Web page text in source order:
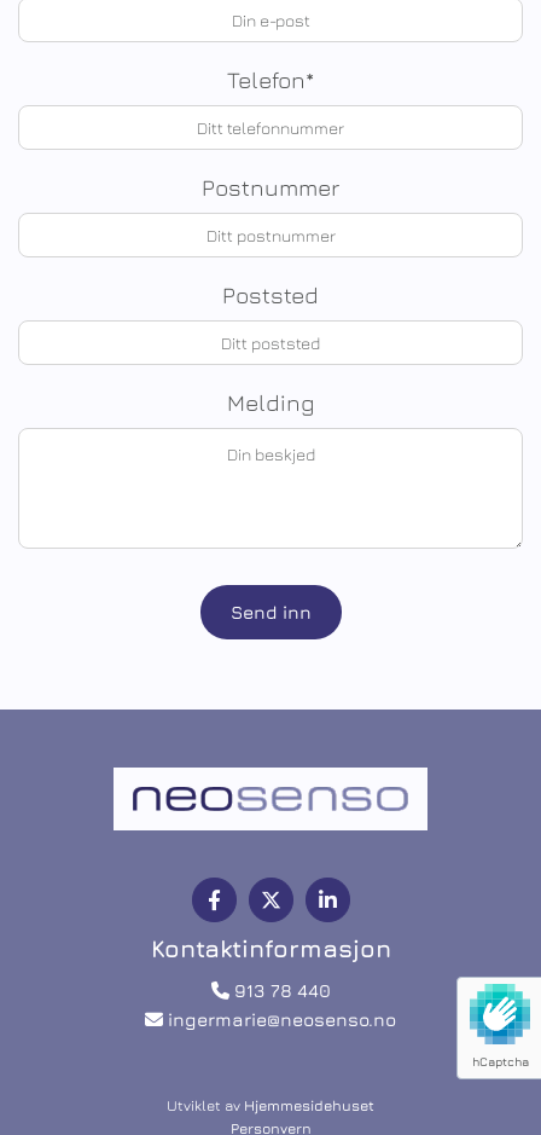
Telefon*
Postnummer
Poststed
Melding
hCaptcha
Kontaktinformasjon
 913 78 440
 ingermarie@neosenso.no
Utviklet av Hjemmesidehuset
Personvern